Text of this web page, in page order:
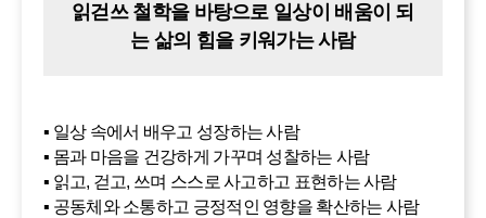
읽걷쓰 철학을 바탕으로 일상이 배움이 되
는 삶의 힘을 키워가는 사람
▪️ 일상 속에서 배우고 성장하는 사람
▪️ 몸과 마음을 건강하게 가꾸며 성찰하는 사람
▪️ 읽고, 걷고, 쓰며 스스로 사고하고 표현하는 사람
▪️ 공동체와 소통하고 긍정적인 영향을 확산하는 사람